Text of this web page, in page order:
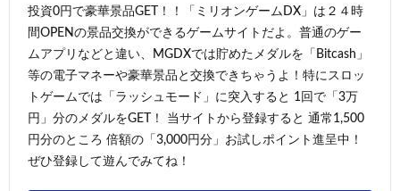
投資0円で豪華景品GET！！「ミリオンゲームDX」は２４時
間OPENの景品交換ができるゲームサイトだよ。普通のゲー
ムアプリなどと違い、MGDXでは貯めたメダルを「Bitcash」
等の電子マネーや豪華景品と交換できちゃうよ！特にスロッ
トゲームでは「ラッシュモード」に突入すると 1回で「3万
円」分のメダルをGET！ 当サイトから登録すると 通常1,500
円分のところ 倍額の「3,000円分」お試しポイント進呈中！
ぜひ登録して遊んでみてね！